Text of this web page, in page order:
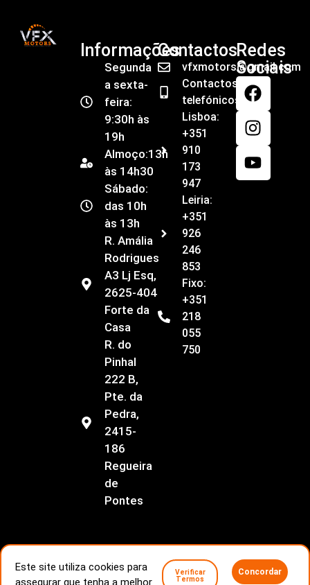
Informações
Segunda
a sexta-
feira:
9:30h às
19h
Almoço:13h
às 14h30
Sábado:
das 10h
às 13h
R. Amália
Rodrigues
A3 Lj Esq,
2625-404
Forte da
Casa
R. do
Pinhal
222 B,
Pte. da
Pedra,
2415-
186
Regueira
de
Pontes
Contactos
vfxmotors@gmail.com
Contactos
telefónicos
Lisboa:
+351
910
173
947
Leiria:
+351
926
246
853
Fixo:
+351
218
055
750
Redes
Sociais
Livro de Reclamações
Conflitos de consumo
Este site utiliza cookies para
assegurar que tenha a melhor
Verificar
Termos
Concordar